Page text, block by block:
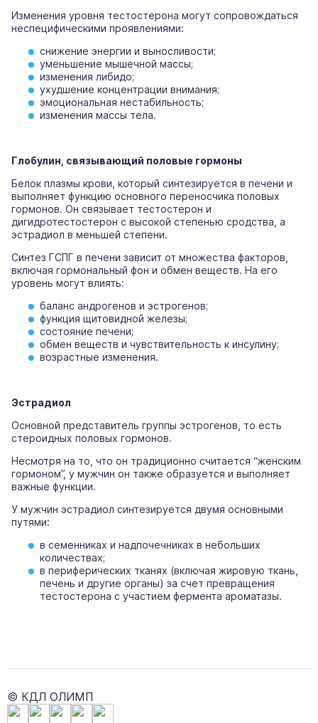
Изменения уровня тестостерона могут сопровождаться
неспецифическими проявлениями:
снижение энергии и выносливости;
уменьшение мышечной массы;
изменения либидо;
ухудшение концентрации внимания;
эмоциональная нестабильность;
изменения массы тела.
Глобулин, связывающий половые гормоны
Белок плазмы крови, который синтезируется в печени и
выполняет функцию основного переносчика половых
гормонов. Он связывает тестостерон и
дигидротестостерон с высокой степенью сродства, а
эстрадиол в меньшей степени.
Синтез ГСПГ в печени зависит от множества факторов,
включая гормональный фон и обмен веществ. На его
уровень могут влиять:
баланс андрогенов и эстрогенов;
функция щитовидной железы;
состояние печени;
обмен веществ и чувствительность к инсулину;
возрастные изменения.
Эстрадиол
Основной представитель группы эстрогенов, то есть
стероидных половых гормонов.
Несмотря на то, что он традиционно считается “женским
гормоном”, у мужчин он также образуется и выполняет
важные функции.
У мужчин эстрадиол синтезируется двумя основными
путями:
в семенниках и надпочечниках в небольших
количествах;
в периферических тканях (включая жировую ткань,
печень и другие органы) за счет превращения
тестостерона с участием фермента ароматазы.
© КДЛ ОЛИМП